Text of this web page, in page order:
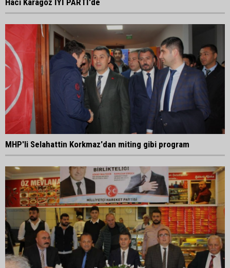
Hacı Karagöz İYİ PARTİ'de
MHP'li Selahattin Korkmaz'dan miting gibi program